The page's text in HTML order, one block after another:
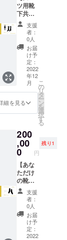
・備考
欄に、
お名前
（漢字/
カタカ
ナフル
ネー
ム）の
記入を
お願い
いたし
ます。
ナフル
ネー
ム）の
ご記入
を宜し
くお願
い致し
ます。
・内容
や日程
の相談
ラウド
ファン
後、ご
登録頂
いてい
るメー
ルアド
レス宛
にご連
絡させ
て頂き
ます。
・次回
の靴下
は最大5
す。
▼注意
もちろ
んニ次
販売用
ではな
く、複
数名の
方々と
分ける
用とし
入頂く
ことも
服、ズ
ボン、
靴下、
靴の合
わせ
方、ア
クセサ
リー、
化粧
品、整
髪料紹
介、ド
ライ
表吉村
なりの
垢抜け
術を全
てお伝
えしま
す。 ・
zoomや
実際に
お会い
して、
満足す
るまで
垢抜け
ポン
サーロ
ゴ掲載
②SNS
にてス
ポン
サー企
業紹介
（月1）
③HPに
て企業
紹介記
事作成
のスポ
ンサー
になっ
て頂く
こと
で、企
業の広
報活動
に貢献
しま
す。 ・
有効期
間は
（2022
ツ用靴
下共同
開発】
▼内容
①スー
ツに合
う靴下
のデザ
イン、
素材を
複数人
（参加
者は最
大3名）
で開発
した靴
下を100
足以上
ご提供※
詳しく
は注意
欄をご
覧下さ
い ③
スーツ
用の靴
下を販
売する
方を
支援
者：
0人
お届
け予
定：
2022
年12
月
細を見る
こ
の
リ
タ
ー
ン
を
選
択
す
る
200
,00
0 円
残り1
【あな
ただけ
の靴下
を一緒
に作り
ましょ
う】 ▼
内容 ①
完全オ
リジナ
支援
者：
0人
お届
け予
定：
2022